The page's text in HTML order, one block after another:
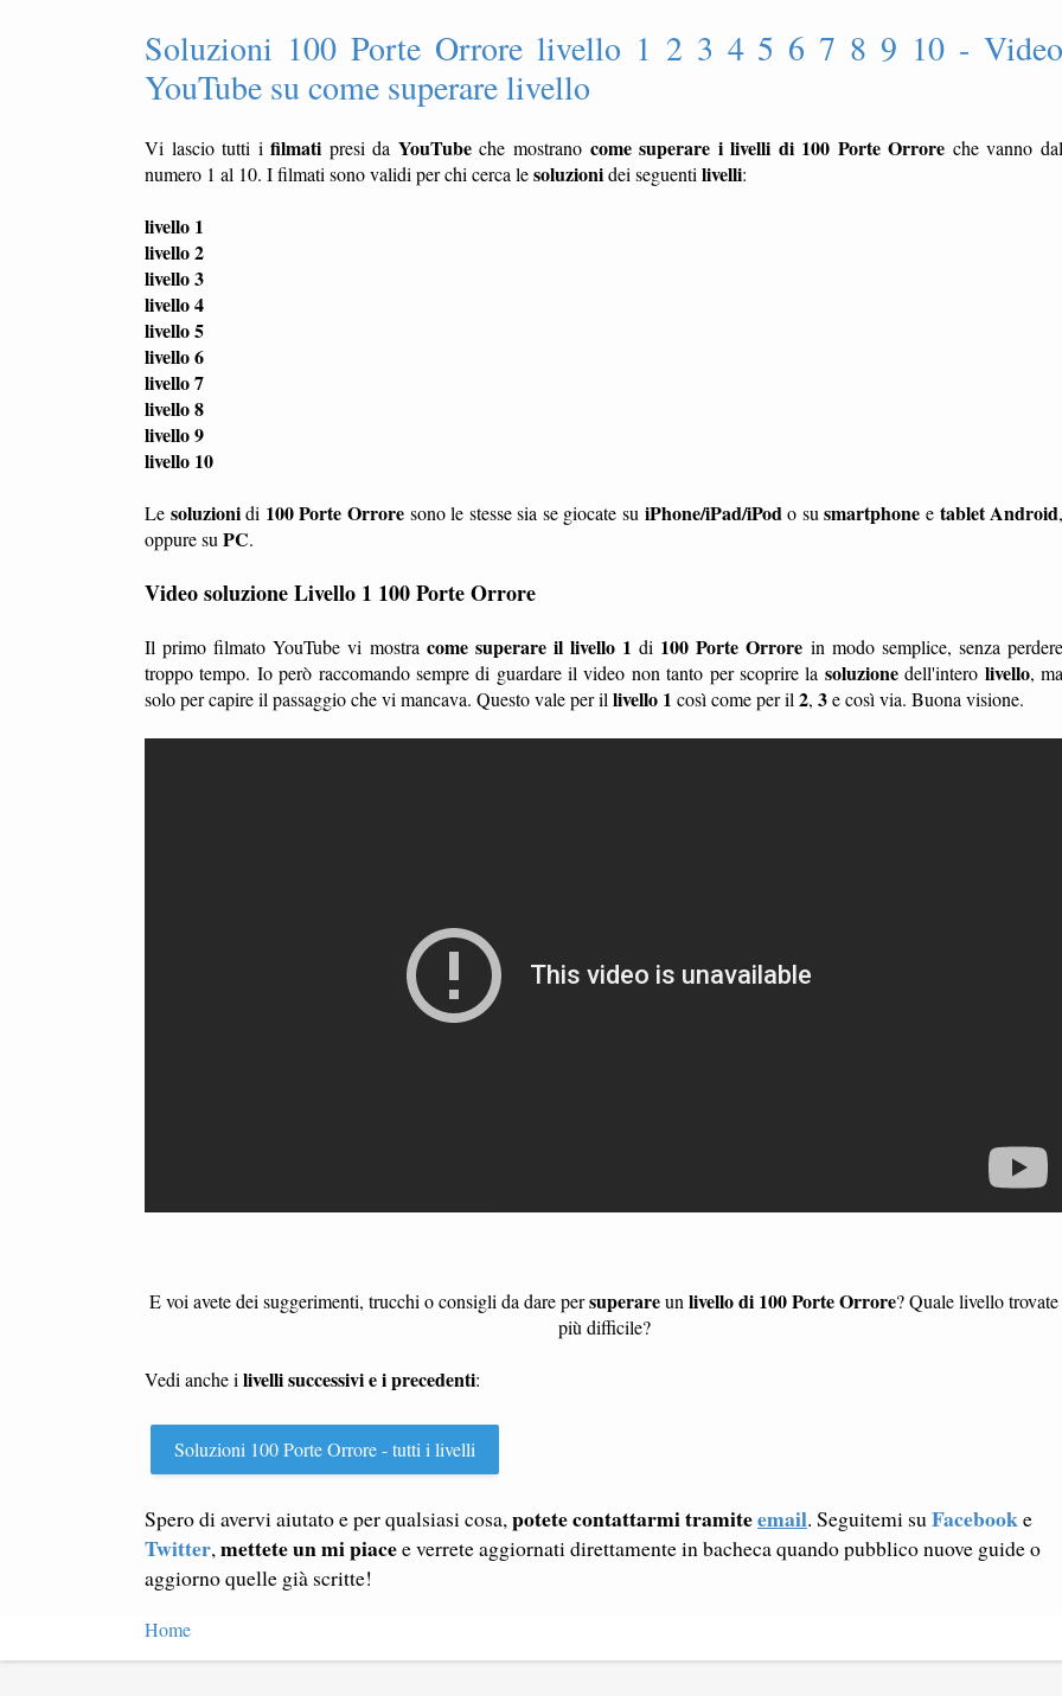
Soluzioni 100 Porte Orrore livello 1 2 3 4 5 6 7 8 9 10 - Video
YouTube su come superare livello
Vi lascio tutti ifilmati presi da YouTubeche mostrano come superare i livelli di 100 Porte Orrore che vanno
numero 1 al 10. I filmati sono validi per chi cerca lesoluzionidei seguenti livelli:
livello 1
livello 2
livello 3
livello 4
livello 5
livello 6
livello 7
livello 8
livello 9
livello 10
Le soluzionidi 100 Porte Orroresono le stesse sia se giocate su iPhone/iPad/iPod o susmartphone e tabletAndroid
oppure su PC.
Video soluzione Livello 1 100 Porte Orrore
Il primo filmato YouTube vi mostra come superare il livello 1 di 100 Porte Orrore in modo semplice, senza
troppo tempo. Io però raccomando sempre di guardare il video non tanto per scoprire la soluzionedell'intero livello,
solo per capire il passaggio che vi mancava. Questo vale per il livello 1 così come per il 2, 3e così via. Buona visione.
E voi avete dei suggerimenti, trucchi o consigli da dare persuperareun livello di 100 Porte Orrore? Quale livello trovate
più difficile?
Vedi anche i livelli successivi e i precedenti:
Soluzioni 100 Porte Orrore - tutti i livelli
Spero di avervi aiutato e per qualsiasi cosa,potete contattarmi tramiteemail. Seguitemi suFacebooke
Twitter,mettete un mi piacee verrete aggiornati direttamente in bacheca quando pubblico nuove guide o
aggiorno quelle già scritte!
Home